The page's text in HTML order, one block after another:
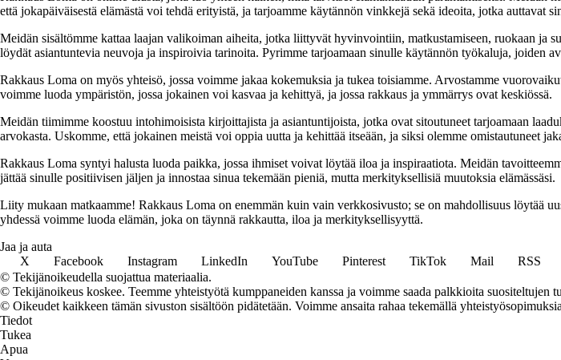
että jokapäiväisestä elämästä voi tehdä erityistä, ja tarjoamme käytännön vinkkejä sekä ideoita, jotka auttavat
Meidän sisältömme kattaa laajan valikoiman aiheita, jotka liittyvät hyvinvointiin, matkustamiseen, ruokaan ja
löydät asiantuntevia neuvoja ja inspiroivia tarinoita. Pyrimme tarjoamaan sinulle käytännön työkaluja, joiden
Rakkaus Loma on myös yhteisö, jossa voimme jakaa kokemuksia ja tukea toisiamme. Arvostamme
voimme luoda ympäristön, jossa jokainen voi kasvaa ja kehittyä, ja jossa rakkaus ja ymmärrys ovat keskiössä.
Meidän tiimimme koostuu intohimoisista kirjoittajista ja asiantuntijoista, jotka ovat sitoutuneet tarjoamaan
arvokasta. Uskomme, että jokainen meistä voi oppia uutta ja kehittää itseään, ja siksi olemme omistautuneet
Rakkaus Loma syntyi halusta luoda paikka, jossa ihmiset voivat löytää iloa ja inspiraatiota. Meidän
jättää sinulle positiivisen jäljen ja innostaa sinua tekemään pieniä, mutta merkityksellisiä muutoksia elämässäsi.
Liity mukaan matkaamme! Rakkaus Loma on enemmän kuin vain verkkosivusto; se on mahdollisuus löytää
yhdessä voimme luoda elämän, joka on täynnä rakkautta, iloa ja merkityksellisyyttä.
Jaa ja auta
X
Facebook Instagram LinkedIn YouTube Pinterest TikTok Mail
RSS
© Tekijänoikeudella suojattua materiaalia.
© Tekijänoikeus koskee. Teemme yhteistyötä kumppaneiden kanssa ja voimme saada palkkioita suositeltujen
© Oikeudet kaikkeen tämän sivuston sisältöön pidätetään. Voimme ansaita rahaa tekemällä
Tiedot
Tukea
Apua